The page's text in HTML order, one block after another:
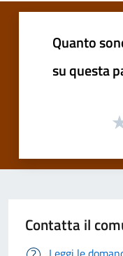
Quanto
su questa
Contatta il